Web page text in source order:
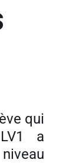
qui
a